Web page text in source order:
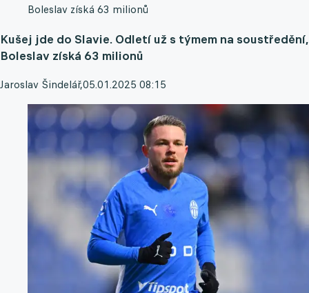
Boleslav získá 63 milionů
Kušej jde do Slavie. Odletí už s týmem na soustředění,
Boleslav získá 63 milionů
Jaroslav Šindelář,05.01.2025 08:15